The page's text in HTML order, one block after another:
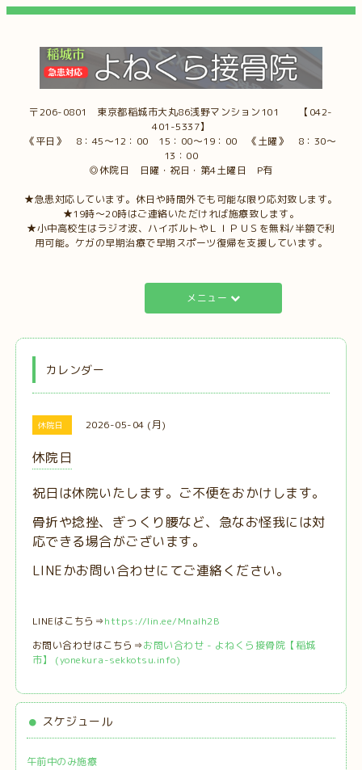
〒206-0801 東京都稲城市大丸86浅野マンション101 【042-
401-5337】
《平日》 8：45～12：00 15：00～19：00 《土曜》 8：30～
13：00
◎休院日 日曜・祝日・第4土曜日 P有
★急患対応しています。休日や時間外でも可能な限り応対致します。
★19時～20時はご連絡いただければ施療致します。
★小中高校生はラジオ波、ハイボルトやＬＩＰＵＳを無料/半額で利
用可能。ケガの早期治療で早期スポーツ復帰を支援しています。
メニュー
カレンダー
休院日 2026-05-04 (月)
休院日
祝日は休院いたします。ご不便をおかけします。
骨折や捻挫、ぎっくり腰など、急なお怪我には対
応できる場合がございます。
LINEかお問い合わせにてご連絡ください。
LINEはこちら⇒https://lin.ee/MnaIh2B
お問い合わせはこちら⇒お問い合わせ - よねくら接骨院【稲城
市】 (yonekura-sekkotsu.info)
スケジュール
午前中のみ施療